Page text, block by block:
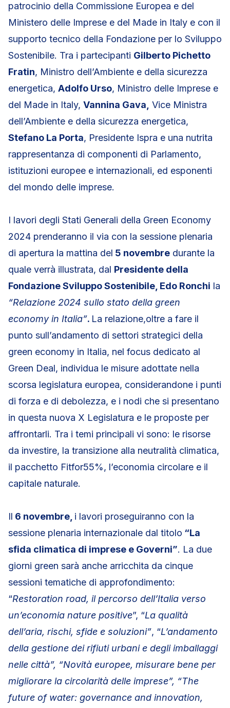
patrocinio della Commissione Europea e del
Ministero delle Imprese e del Made in Italy e con il
supporto tecnico della Fondazione per lo Sviluppo
Sostenibile. Tra i partecipanti Gilberto Pichetto
Fratin, Ministro dell’Ambiente e della sicurezza
energetica, Adolfo Urso, Ministro delle Imprese e
del Made in Italy, Vannina Gava, Vice Ministra
dell’Ambiente e della sicurezza energetica,
Stefano La Porta, Presidente Ispra e una nutrita
rappresentanza di componenti di Parlamento,
istituzioni europee e internazionali, ed esponenti
del mondo delle imprese.
I lavori degli Stati Generali della Green Economy
2024 prenderanno il via con la sessione plenaria
di apertura la mattina del 5 novembre durante la
quale verrà illustrata, dal Presidente della
Fondazione Sviluppo Sostenibile, Edo Ronchi la
“Relazione 2024 sullo stato della green
economy in Italia”. La relazione,oltre a fare il
punto sull’andamento di settori strategici della
green economy in Italia, nel focus dedicato al
Green Deal, individua le misure adottate nella
scorsa legislatura europea, considerandone i punti
di forza e di debolezza, e i nodi che si presentano
in questa nuova X Legislatura e le proposte per
affrontarli. Tra i temi principali vi sono: le risorse
da investire, la transizione alla neutralità climatica,
il pacchetto Fitfor55%, l’economia circolare e il
capitale naturale.
Il 6 novembre, i lavori proseguiranno con la
sessione plenaria internazionale dal titolo “La
sfida climatica di imprese e Governi”. La due
giorni green sarà anche arricchita da cinque
sessioni tematiche di approfondimento:
“Restoration road, il percorso dell’Italia verso
un’economia nature positive”, “La qualità
dell’aria, rischi, sfide e soluzioni”, “L’andamento
della gestione dei rifiuti urbani e degli imballaggi
nelle città”, “Novità europee, misurare bene per
migliorare la circolarità delle imprese”, “The
future of water: governance and innovation,